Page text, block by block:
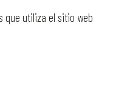
que utiliza el sitio web